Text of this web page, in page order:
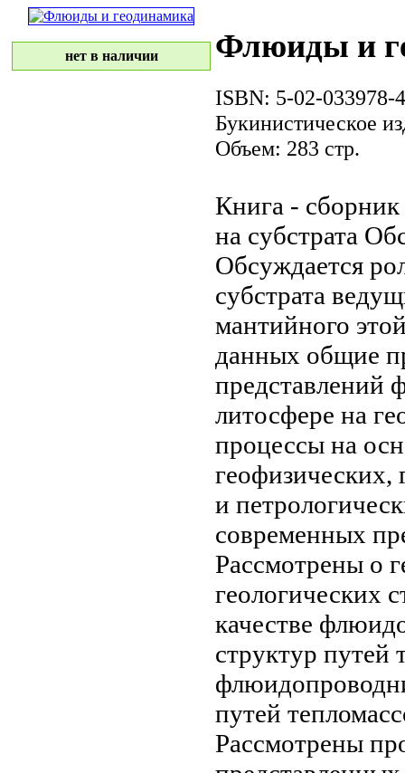
нет в наличии Флюиды и
ISBN: 5-02-033978-4
Букинистическое
Объем: 283 стр.
Книга - сборник
на субстрата
Обсуждается
субстрата
мантийного
данных общие
представлений
литосфере на
процессы на
и
современных
Рассмотрены о
геологических
качестве
структур путей
путей
Рассмотрены